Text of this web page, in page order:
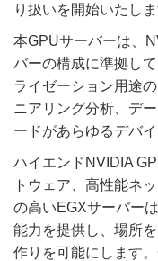
り扱いを開始いたしま
本GPUサーバーは、
バーの構成に準拠し
ライゼーション用途
ニアリング分析、デ
ードがあらゆるデバ
ハイエンドNVIDIA
トウェア、高性能ネ
の高いEGXサーバー
能力を提供し、場所
作りを可能にします